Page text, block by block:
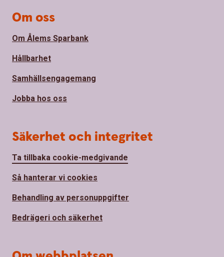
Om oss
Om Ålems Sparbank
Hållbarhet
Samhällsengagemang
Jobba hos oss
Säkerhet och integritet
Ta tillbaka cookie-medgivande
Så hanterar vi cookies
Behandling av personuppgifter
Bedrägeri och säkerhet